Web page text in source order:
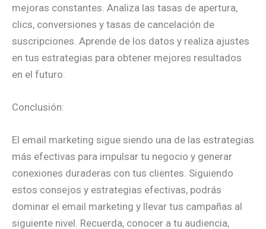
mejoras constantes. Analiza las tasas de apertura,
clics, conversiones y tasas de cancelación de
suscripciones. Aprende de los datos y realiza ajustes
en tus estrategias para obtener mejores resultados
en el futuro.
Conclusión:
El email marketing sigue siendo una de las estrategias
más efectivas para impulsar tu negocio y generar
conexiones duraderas con tus clientes. Siguiendo
estos consejos y estrategias efectivas, podrás
dominar el email marketing y llevar tus campañas al
siguiente nivel. Recuerda, conocer a tu audiencia,